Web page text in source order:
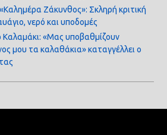
Ζάκυνθος»: Σκληρή κριτική
νερό και υποδομές
Καλαμάκι: «Μας υποβαθμίζουν
μου τα καλαθάκια» καταγγέλλει ο